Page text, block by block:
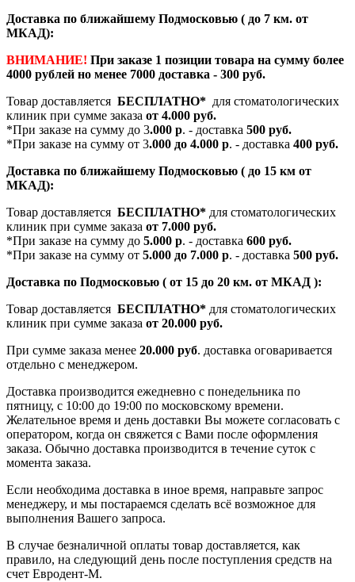
Доставка по ближайшему Подмосковью ( до 7 км. от
МКАД):
ВНИМАНИЕ! При заказе 1 позиции товара на сумму более
4000 рублей но менее 7000 доставка - 300 руб.
Товар доставляется БЕСПЛАТНО* для стоматологических
клиник при сумме заказа от 4.000 руб.
*При заказе на сумму до 3.000 р. - доставка 500 руб.
*При заказе на сумму от 3.000 до 4.000 р. - доставка 400 руб.
Доставка по ближайшему Подмосковью ( до 15 км от
МКАД):
Товар доставляется БЕСПЛАТНО* для стоматологических
клиник при сумме заказа от 7.000 руб.
*При заказе на сумму до 5.000 р. - доставка 600 руб.
*При заказе на сумму от 5.000 до 7.000 р. - доставка 500 руб.
Доставка по Подмосковью ( от 15 до 20 км. от МКАД ):
Товар доставляется БЕСПЛАТНО* для стоматологических
клиник при сумме заказа от 20.000 руб.
При сумме заказа менее 20.000 руб. доставка оговаривается
отдельно с менеджером.
Доставка производится ежедневно с понедельника по
пятницу, с 10:00 до 19:00 по московскому времени.
Желательное время и день доставки Вы можете согласовать с
оператором, когда он свяжется с Вами после оформления
заказа. Обычно доставка производится в течение суток с
момента заказа.
Если необходима доставка в иное время, направьте запрос
менеджеру, и мы постараемся сделать всё возможное для
выполнения Вашего запроса.
В случае безналичной оплаты товар доставляется, как
правило, на следующий день после поступления средств на
счет Евродент-М.